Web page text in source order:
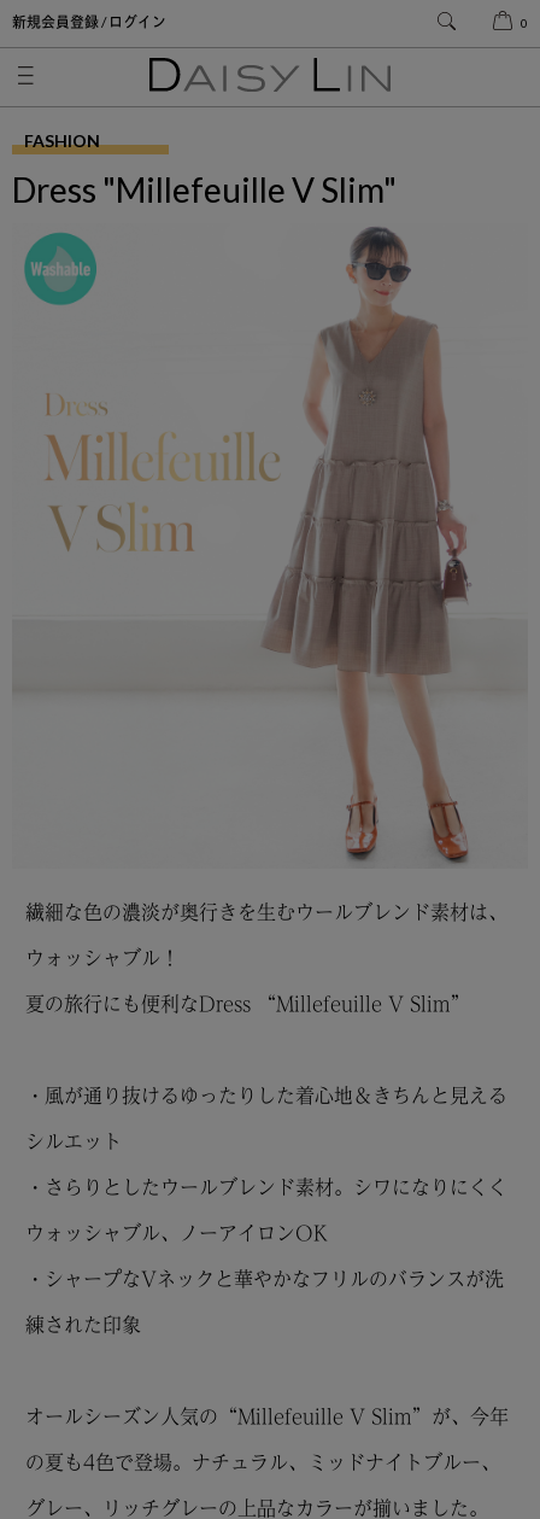
新規会員登録 / ログイン 0
FASHION
Dress "Millefeuille V Slim"
繊細な色の濃淡が奥行きを生むウールブレンド素材は、
ウォッシャブル！
夏の旅行にも便利なDress “Millefeuille V Slim”
・風が通り抜けるゆったりした着心地＆きちんと見える
シルエット
・さらりとしたウールブレンド素材。シワになりにくく
ウォッシャブル、ノーアイロンOK
・シャープなVネックと華やかなフリルのバランスが洗
練された印象
オールシーズン人気の“Millefeuille V Slim”が、今年
の夏も4色で登場。ナチュラル、ミッドナイトブルー、
グレー、リッチグレーの上品なカラーが揃いました。